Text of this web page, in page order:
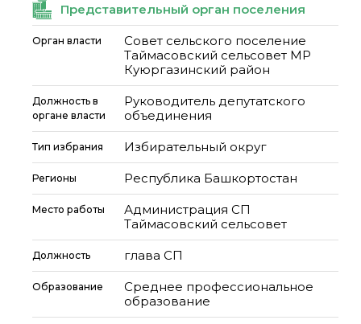
Представительный орган поселения
Орган власти
Совет сельского поселение
Таймасовский сельсовет МР
Куюргазинский район
Должность в
органе власти
Руководитель депутатского
объединения
Тип избрания Избирательный округ
Регионы Республика Башкортостан
Место работы
Администрация СП
Таймасовский сельсовет
Должность глава СП
Образование
Среднее профессиональное
образование